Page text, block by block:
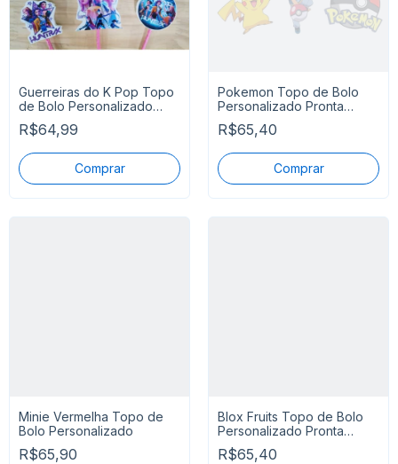
Guerreiras do K Pop Topo
de Bolo Personalizado
Pronta Entreg
R$64,99
Pokemon Topo de Bolo
Personalizado Pronta
Entrega
R$65,40
Minie Vermelha Topo de
Bolo Personalizado
R$65,90
Blox Fruits Topo de Bolo
Personalizado Pronta
Entrega
R$65,40